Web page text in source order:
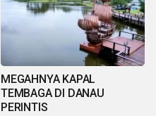
MEGAHNYA KAPAL
TEMBAGA DI DANAU
PERINTIS